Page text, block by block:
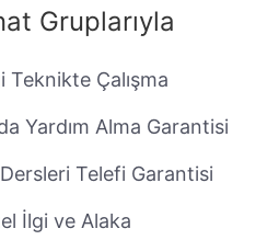
Gruplarıyla
Teknikte Çalışma
Yardım Alma Garantisi
Telefi Garantisi
İlgi ve Alaka